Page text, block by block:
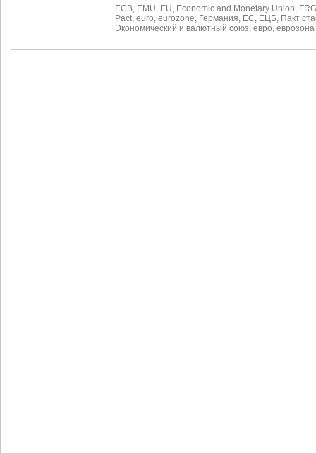
ECB EMU EU Economic and Monetary Union FRG
Pact euro eurozone Германия ЕС ЕЦБ Пакт
Экономический и валютный союз евро еврозона